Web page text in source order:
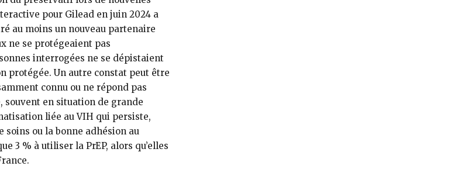
pour Gilead en juin 2024 a
au moins un nouveau partenaire
ne se protégeaient pas
interrogées ne se dépistaient
protégée. Un autre constat peut être
connu ou ne répond pas
souvent en situation de grande
liée au VIH qui persiste,
soins ou la bonne adhésion au
3 % à utiliser la PrEP, alors qu’elles